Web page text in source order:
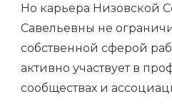
Но карьера Низовской
Савельевны не
собственной сферой
активно участвует в
сообществах и